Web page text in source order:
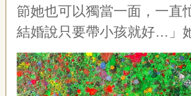
節她也可以獨當一面，一直
結婚說只要帶小孩就好…」